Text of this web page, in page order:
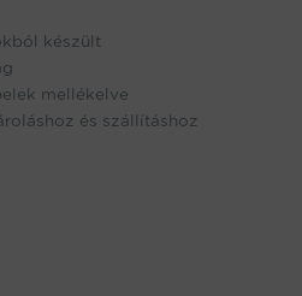
készült
mellékelve
és szállításhoz